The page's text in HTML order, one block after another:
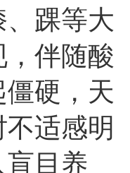
踝等大
伴随酸
硬，天
适感明
盲目养